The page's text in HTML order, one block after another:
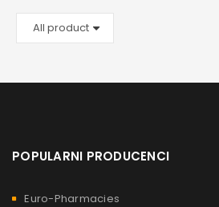
POPULARNI PRODUCENCI
Euro-Pharmacies